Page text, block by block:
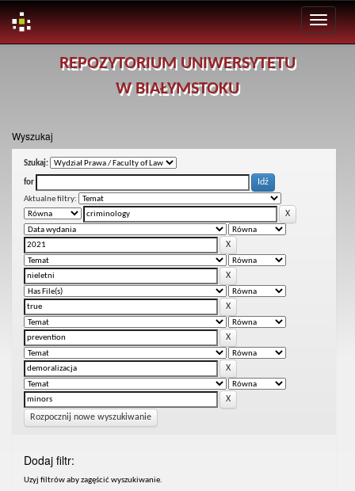
REPOZYTORIUM UNIWERSYTETU
W BIAŁYMSTOKU
Wyszukaj
Szukaj:
for
Aktualne filtry:
Rozpocznij nowe wyszukiwanie
Dodaj filtr:
Uzyj filtrów aby zagęścić wyszukiwanie.